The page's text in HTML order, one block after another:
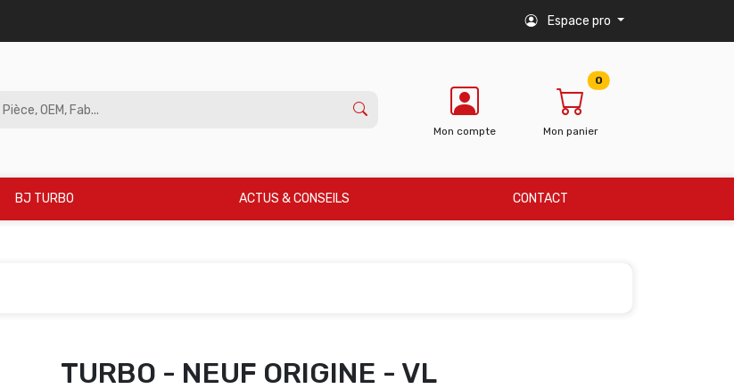
Espace pro
Mon compte Mon panier
0
BJ TURBO ACTUS & CONSEILS CONTACT
TURBO - NEUF ORIGINE - VL